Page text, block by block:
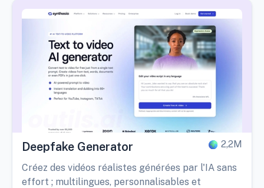
Deepfake Generator 2,2M
Créez des vidéos réalistes générées par l'IA sans
effort ; multilingues, personnalisables et